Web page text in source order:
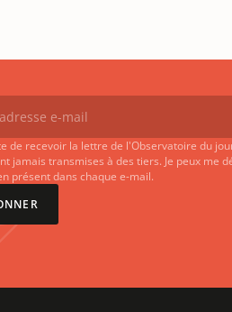
de recevoir la lettre de l'Observatoire du
jamais transmises à des tiers. Je peux me
présent dans chaque e-mail.